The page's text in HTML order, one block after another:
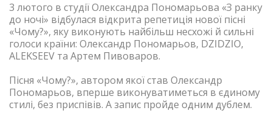
3 лютого в студії Олександра Пономарьова «З ранку
до ночі» відбулася відкрита репетиція нової пісні
«Чому?», яку виконують найбільш несхожі й сильні
голоси країни: Олександр Пономарьов, DZIDZIO,
ALEKSEEV та Артем Пивоваров.
Пісня «Чому?», автором якої став Олександр
Пономарьов, вперше виконуватиметься в єдиному
стилі, без приспівів. А запис пройде одним дублем.